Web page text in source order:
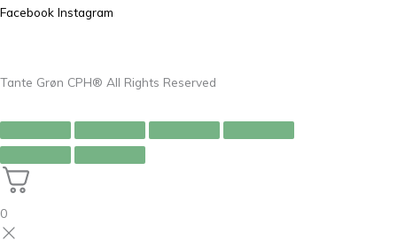
Facebook Instagram
Tante Grøn CPH® All Rights Reserved
0